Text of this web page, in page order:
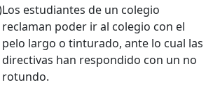
Los estudiantes de un colegio
reclaman poder ir al colegio con el
pelo largo o tinturado, ante lo cual las
directivas han respondido con un no
rotundo.